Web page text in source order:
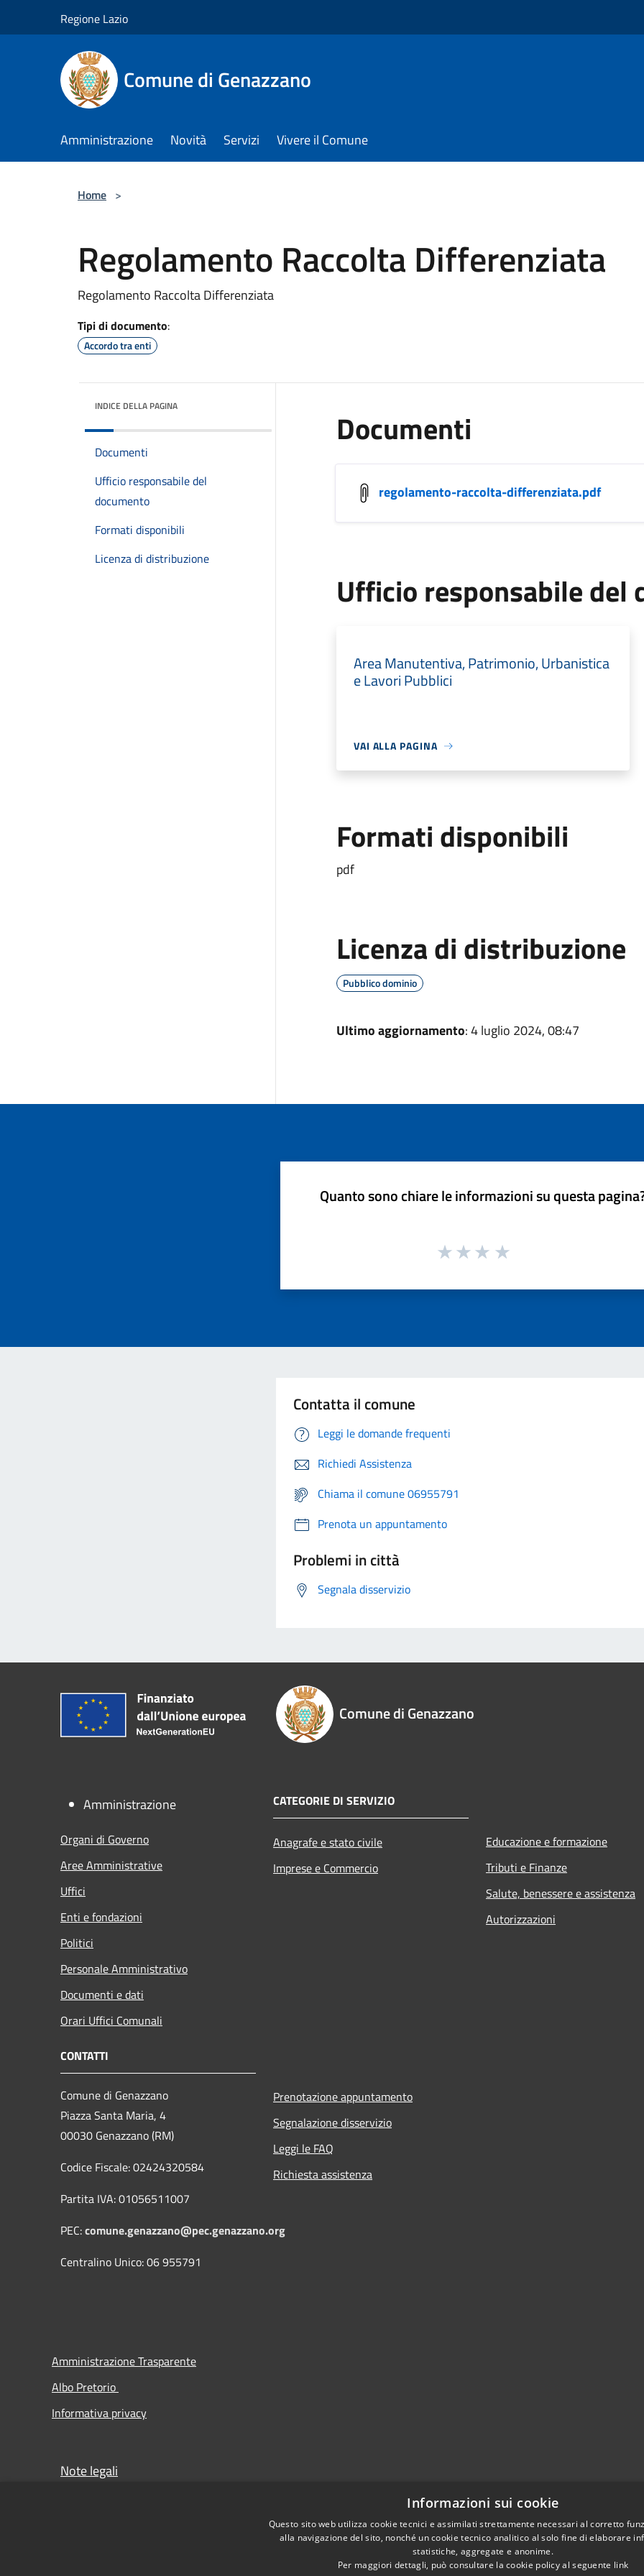
Regione Lazio
Comune di Genazzano
Amministrazione Novità Servizi Vivere il Comune
Home >
Regolamento Raccolta Differenziata
Regolamento Raccolta Differenziata
Tipi di documento:
Accordo tra enti
INDICE DELLA PAGINA
Documenti
Ufficio responsabile del
documento
Formati disponibili
Licenza di distribuzione
Documenti
regolamento-raccolta-differenziata.pdf
Ufficio responsabile del
Area Manutentiva, Patrimonio, Urbanistica
e Lavori Pubblici
VAI ALLA PAGINA
Formati disponibili
pdf
Licenza di distribuzione
Pubblico dominio
Ultimo aggiornamento: 4 luglio 2024, 08:47
Quanto sono chiare le informazioni su questa
Contatta il comune
Leggi le domande frequenti
Richiedi Assistenza
Chiama il comune 06955791
Prenota un appuntamento
Problemi in città
Segnala disservizio
Comune di Genazzano
Amministrazione
Organi di Governo
Aree Amministrative
Uffici
Enti e fondazioni
Politici
Personale Amministrativo
Documenti e dati
Orari Uffici Comunali
CATEGORIE DI SERVIZIO
Anagrafe e stato civile
Imprese e Commercio
Educazione e formazione
Tributi e Finanze
Salute, benessere e assistenza
Autorizzazioni
CONTATTI
Comune di Genazzano
Piazza Santa Maria, 4
00030 Genazzano (RM)
Codice Fiscale: 02424320584
Partita IVA: 01056511007
PEC:comune.genazzano@pec.genazzano.org
Centralino Unico: 06 955791
Prenotazione appuntamento
Segnalazione disservizio
Leggi le FAQ
Richiesta assistenza
Amministrazione Trasparente
Albo Pretorio
Informativa privacy
Note legali
Informazioni sui cookie
Questo sito web utilizza cookie tecnici e assimilati strettamente necessari al corretto
alla navigazione del sito, nonché un cookie tecnico analitico al solo fine di elaborare
statistiche, aggregate e anonime.
Per maggiori dettagli, può consultare la cookie policy al seguente link